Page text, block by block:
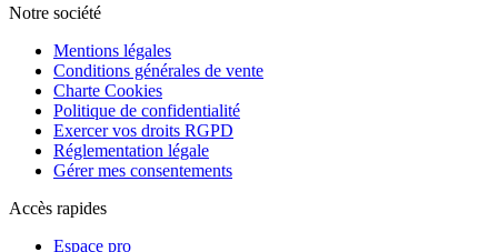
Notre société
Mentions légales
Conditions générales de vente
Charte Cookies
Politique de confidentialité
Exercer vos droits RGPD
Réglementation légale
Gérer mes consentements
Accès rapides
Espace pro